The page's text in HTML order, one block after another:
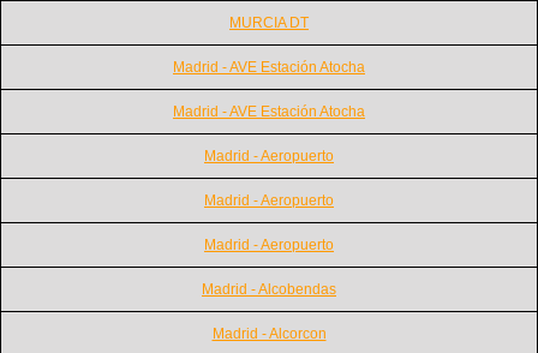
MURCIA DT
Madrid - AVE Estación Atocha
Madrid - AVE Estación Atocha
Madrid - Aeropuerto
Madrid - Aeropuerto
Madrid - Aeropuerto
Madrid - Alcobendas
Madrid - Alcorcon